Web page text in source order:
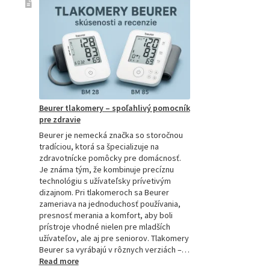
si
vybrať
tlakomer:
Kompletný
sprievodca
pre
domácnosti
aj
profesionálov
Beurer tlakomery – spoľahlivý pomocník
pre zdravie
Beurer je nemecká značka so storočnou
tradíciou, ktorá sa špecializuje na
zdravotnícke pomôcky pre domácnosť.
Je známa tým, že kombinuje precíznu
technológiu s užívateľsky prívetivým
dizajnom. Pri tlakomeroch sa Beurer
zameriava na jednoduchosť používania,
presnosť merania a komfort, aby boli
prístroje vhodné nielen pre mladších
užívateľov, ale aj pre seniorov. Tlakomery
Beurer sa vyrábajú v rôznych verziách –…
Read more: